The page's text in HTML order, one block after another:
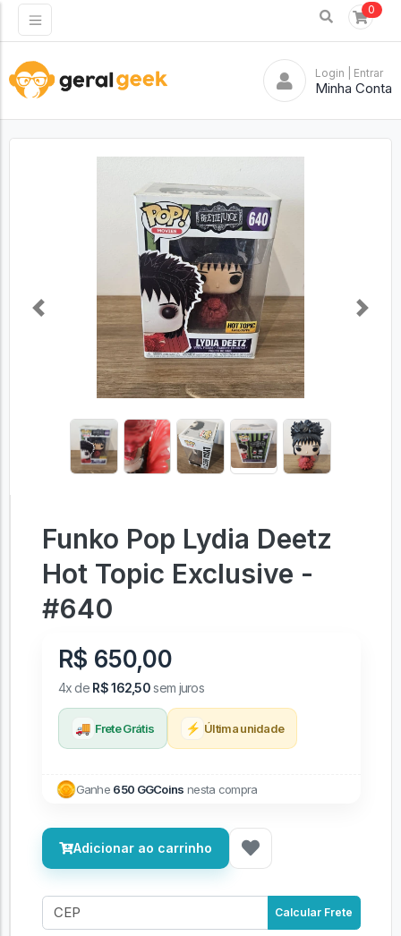
0
Login | Entrar
Minha Conta
Previous Next
Funko Pop Lydia Deetz
Hot Topic Exclusive -
#640
R$ 650,00
4x de R$ 162,50sem juros
🚚 Frete Grátis ⚡ Última unidade
Ganhe 650 GGCoins nesta compra
Adicionar ao carrinho
Calcular Frete